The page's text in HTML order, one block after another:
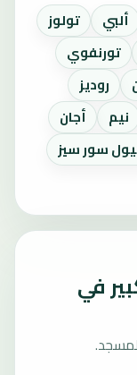
ألبي
تولوز
تورنفوي
روديز
نيم
أجان
سور سيز
في